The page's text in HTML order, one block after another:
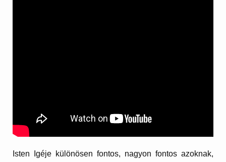
Isten Igéje különösen fontos, nagyon fontos azoknak,